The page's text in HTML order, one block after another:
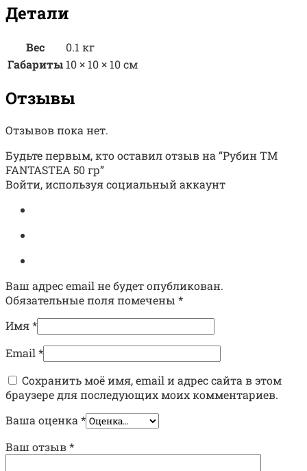
Детали
Вес
0.1 кг
Габариты 10 × 10 × 10 см
Отзывы
Отзывов пока нет.
Будьте первым, кто оставил отзыв на “Рубин TM
FANTASTEA 50 гр”
Войти, используя социальный аккаунт
Ваш адрес email не будет опубликован.
Обязательные поля помечены *
Имя*
Email *
Сохранить моё имя, email и адрес сайта в этом
браузере для последующих моих комментариев.
Ваша оценка *
Ваш отзыв*